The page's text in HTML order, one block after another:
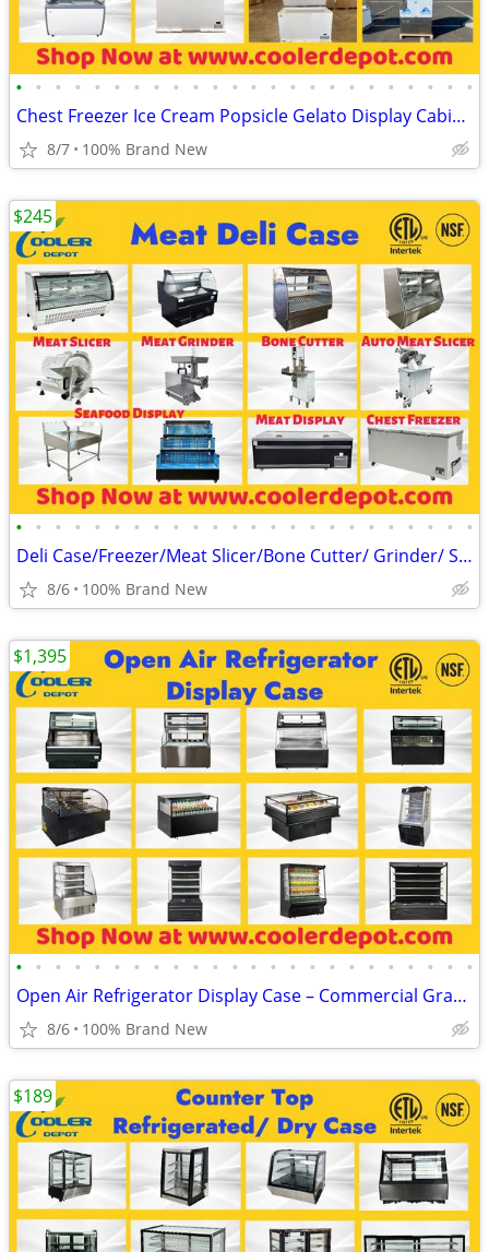
• • • • • • • • • • • • • • • • • • • • • • • •
Chest Freezer Ice Cream Popsicle Gelato Display Cabinet
8/7 100% Brand New
• • • • • • • • • • • • • • • • • • • • • • • •
Deli Case/Freezer/Meat Slicer/Bone Cutter/ Grinder/ Saw
8/6 100% Brand New
$245
• • • • • • • • • • • • • • • • • • • • • • • •
Open Air Refrigerator Display Case – Commercial Grab & Go Cooler
8/6 100% Brand New
$1,395
$189